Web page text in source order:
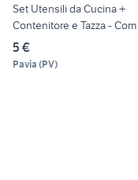
Set Utensili da Cucina +
Contenitore e Tazza - Com
5 €
Pavia (PV)